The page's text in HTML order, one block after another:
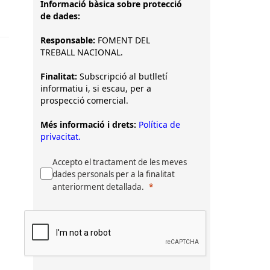
Informació bàsica sobre protecció
de dades:
Responsable: FOMENT DEL
TREBALL NACIONAL.
Finalitat: Subscripció al butlletí
informatiu i, si escau, per a
prospecció comercial.
Més informació i drets: Política de
privacitat.
Accepto el tractament de les meves
dades personals per a la finalitat
anteriorment detallada.